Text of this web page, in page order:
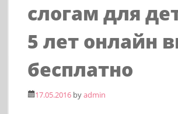
слогам для
5 лет онлайн
бесплатно
17.05.2016 byadmin